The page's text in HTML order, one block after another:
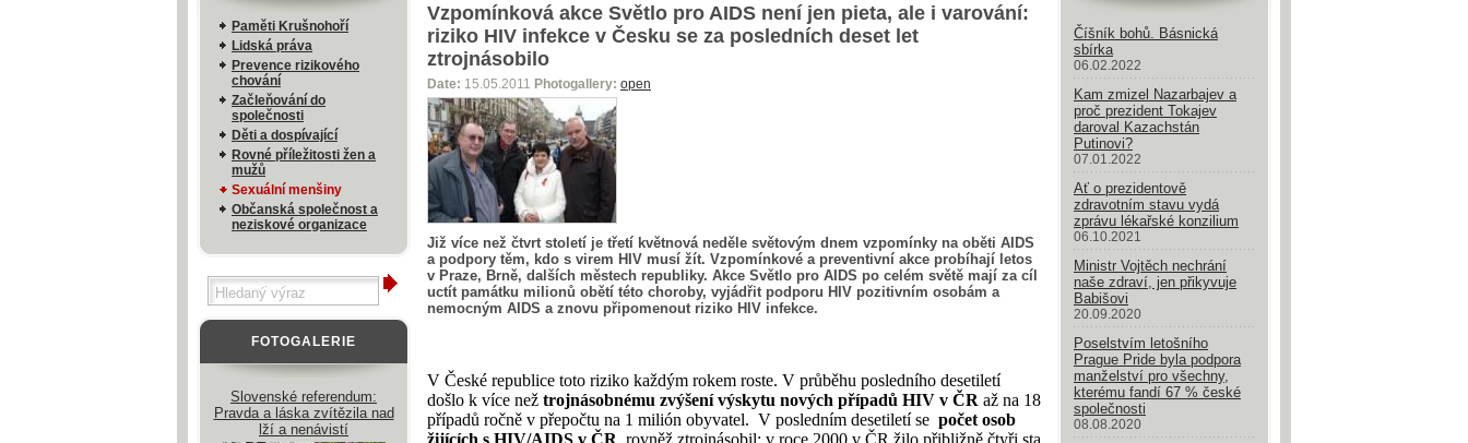
Vzpomínková akce Světlo pro AIDS není jen pieta, ale i varování:
riziko HIV infekce v Česku se za posledních deset let
ztrojnásobilo
Date: 15.05.2011 Photogallery: open
Již více než čtvrt století je třetí květnová neděle světovým dnem vzpomínky na oběti AIDS
a podpory těm, kdo s virem HIV musí žít. Vzpomínkové a preventivní akce probíhají letos
v Praze, Brně, dalších městech republiky. Akce Světlo pro AIDS po celém světě mají za cíl
uctít památku milionů obětí této choroby, vyjádřit podporu HIV pozitivním osobám a
nemocným AIDS a znovu připomenout riziko HIV infekce.
V České republice toto riziko každým rokem roste. V průběhu posledního desetiletí
došlo k více než trojnásobnému zvýšení výskytu nových případů HIV v ČR až na 18
případů ročně v přepočtu na 1 milión obyvatel. V posledním desetiletí se počet osob
žijících s HIV/AIDS v ČR rovněž ztrojnásobil: v roce 2000 v ČR žilo přibližně čtyři sta
Paměti Krušnohoří
Lidská práva
Prevence rizikového
chování
Začleňování do
společnosti
Děti a dospívající
Rovné příležitosti žen a
mužů
Sexuální menšiny
Občanská společnost a
neziskové organizace
FOTOGALERIE
Slovenské referendum:
Pravda a láska zvítězila nad
lží a nenávistí
Číšník bohů. Básnická
sbírka
06.02.2022
Kam zmizel Nazarbajev a
proč prezident Tokajev
daroval Kazachstán
Putinovi?
07.01.2022
Ať o prezidentově
zdravotním stavu vydá
zprávu lékařské konzilium
06.10.2021
Ministr Vojtěch nechrání
naše zdraví, jen přikyvuje
Babišovi
20.09.2020
Poselstvím letošního
Prague Pride byla podpora
manželství pro všechny,
kterému fandí 67 % české
společnosti
08.08.2020